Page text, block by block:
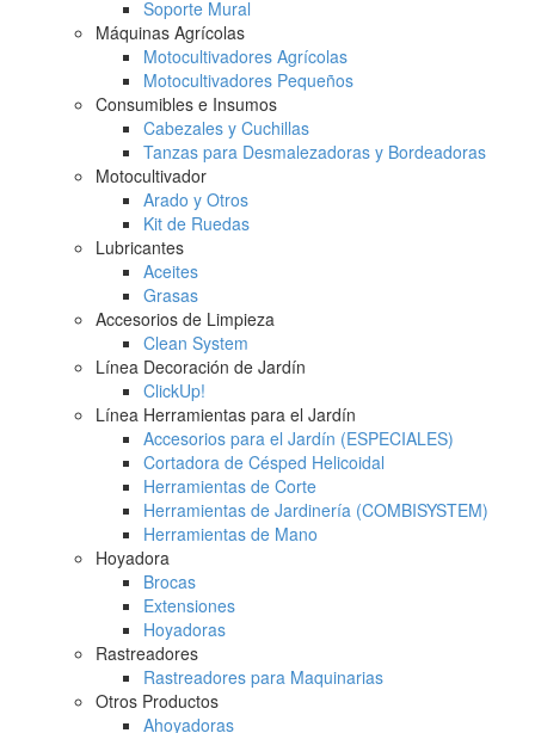
Soporte Mural
Máquinas Agrícolas
Motocultivadores Agrícolas
Motocultivadores Pequeños
Consumibles e Insumos
Cabezales y Cuchillas
Tanzas para Desmalezadoras y Bordeadoras
Motocultivador
Arado y Otros
Kit de Ruedas
Lubricantes
Aceites
Grasas
Accesorios de Limpieza
Clean System
Línea Decoración de Jardín
ClickUp!
Línea Herramientas para el Jardín
Accesorios para el Jardín (ESPECIALES)
Cortadora de Césped Helicoidal
Herramientas de Corte
Herramientas de Jardinería (COMBISYSTEM)
Herramientas de Mano
Hoyadora
Brocas
Extensiones
Hoyadoras
Rastreadores
Rastreadores para Maquinarias
Otros Productos
Ahoyadoras